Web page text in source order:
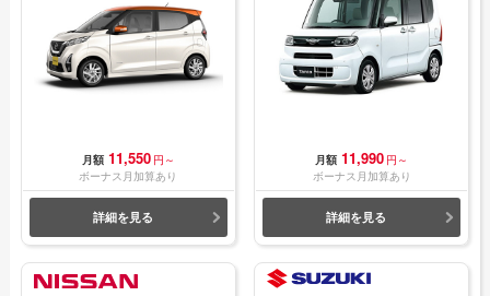
月額 11,550 円～
ボーナス月加算あり
詳細を見る
月額 11,990 円～
ボーナス月加算あり
詳細を見る